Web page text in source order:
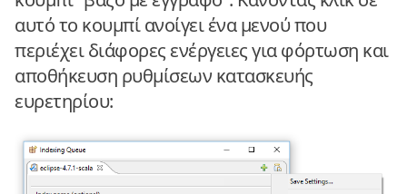
αυτό το κουμπί ανοίγει ένα μενού που
περιέχει διάφορες ενέργειες για φόρτωση και
αποθήκευση ρυθμίσεων κατασκευής
ευρετηρίου: